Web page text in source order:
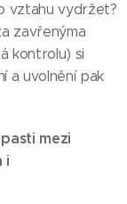
vztahu vydržet?
zavřenýma
kontrolu) si
a uvolnění pak
mezi
i